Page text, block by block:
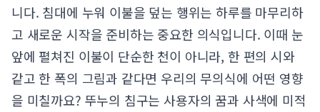
니다. 침대에 누워 이불을 덮는 행위는 하루를 마무리하
고 새로운 시작을 준비하는 중요한 의식입니다. 이때 눈
앞에 펼쳐진 이불이 단순한 천이 아니라, 한 편의 시와
같고 한 폭의 그림과 같다면 우리의 무의식에 어떤 영향
을 미칠까요? 뚜누의 침구는 사용자의 꿈과 사색에 미적